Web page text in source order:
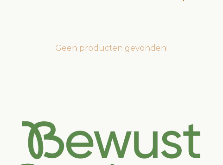
Geen producten gevonden!